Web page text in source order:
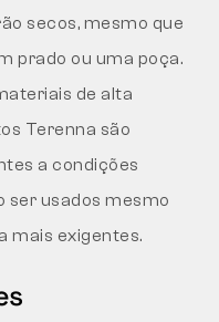
secos, mesmo que
prado ou uma poça.
de alta
Terenna são
a condições
ser usados mesmo
mais exigentes.